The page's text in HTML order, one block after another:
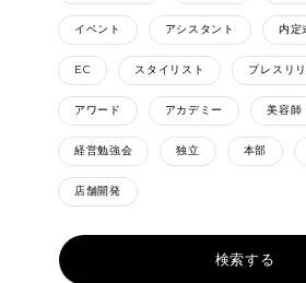
イベント アシスタント 内定
EC スタイリスト プレスリ
アワード アカデミー 美容師
経営勉強会 独立 本部
店舗開発